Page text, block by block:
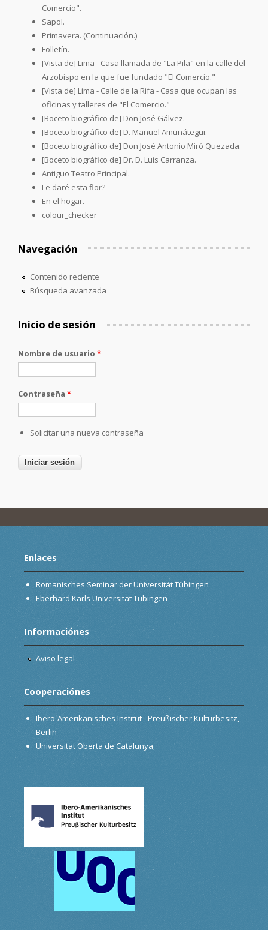
Comercio".
Sapol.
Primavera. (Continuación.)
Folletín.
[Vista de] Lima - Casa llamada de "La Pila" en la calle del
Arzobispo en la que fue fundado "El Comercio."
[Vista de] Lima - Calle de la Rifa - Casa que ocupan las
oficinas y talleres de "El Comercio."
[Boceto biográfico de] Don José Gálvez.
[Boceto biográfico de] D. Manuel Amunátegui.
[Boceto biográfico de] Don José Antonio Miró Quezada.
[Boceto biográfico de] Dr. D. Luis Carranza.
Antiguo Teatro Principal.
Le daré esta flor?
En el hogar.
colour_checker
Navegación
Contenido reciente
Búsqueda avanzada
Inicio de sesión
Nombre de usuario *
Contraseña *
Solicitar una nueva contraseña
Enlaces
Romanisches Seminar der Universität Tübingen
Eberhard Karls Universität Tübingen
Informaciónes
Aviso legal
Cooperaciónes
Ibero-Amerikanisches Institut - Preußischer Kulturbesitz,
Berlin
Universitat Oberta de Catalunya